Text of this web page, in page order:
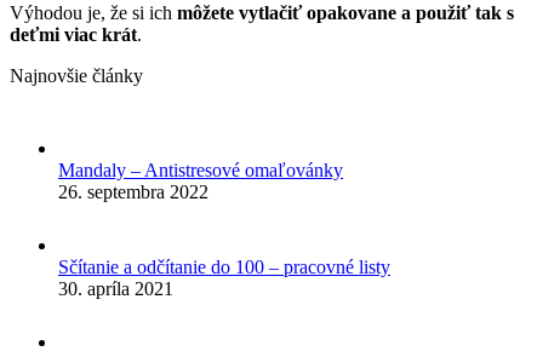
Výhodou je, že si ich môžete vytlačiť opakovane a použiť tak s
deťmi viac krát.
Najnovšie články
Mandaly – Antistresové omaľovánky
26. septembra 2022
Sčítanie a odčítanie do 100 – pracovné listy
30. apríla 2021